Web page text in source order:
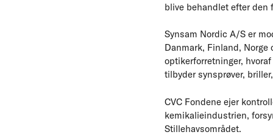
blive behandlet efter den
Synsam Nordic A/S er
Danmark, Finland, Norge
optikerforretninger,
tilbyder synsprøver,
CVC Fondene ejer
kemikalieindustrien,
Stillehavsområdet.